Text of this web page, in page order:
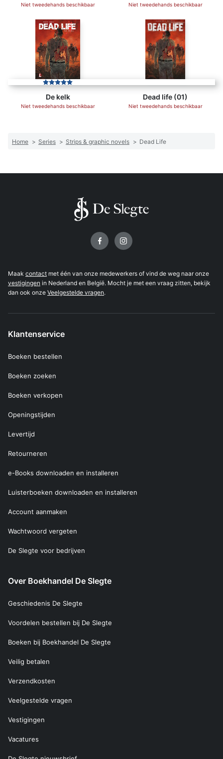
Niet tweedehands beschikbaar Niet tweedehands beschikbaar
De kelk
Niet tweedehands beschikbaar
Dead life (01)
Niet tweedehands beschikbaar
Home > Series > Strips & graphic novels > Dead Life
Maak contact met één van onze medewerkers of vind de weg naar onze
vestigingen in Nederland en België. Mocht je met een vraag zitten, bekijk
dan ook onze Veelgestelde vragen.
Klantenservice
Boeken bestellen
Boeken zoeken
Boeken verkopen
Openingstijden
Levertijd
Retourneren
e-Books downloaden en installeren
Luisterboeken downloaden en installeren
Account aanmaken
Wachtwoord vergeten
De Slegte voor bedrijven
Over Boekhandel De Slegte
Geschiedenis De Slegte
Voordelen bestellen bij De Slegte
Boeken bij Boekhandel De Slegte
Veilig betalen
Verzendkosten
Veelgestelde vragen
Vestigingen
Vacatures